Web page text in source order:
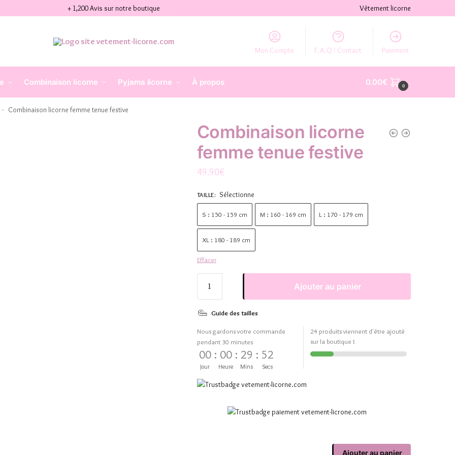
+ 1,200 Avis sur notre boutique Vêtement licorne
Mon Compte F.A.Q / Contact Paiement
Combinaison licorne Pyjama licorne À propos 0.00€ 0
» Combinaison licorne femme tenue festive
Combinaison licorne
femme tenue festive
49.90€
TAILLE: Sélectionne
S : 150 - 159 cm M : 160 - 169 cm L : 170 - 179 cm
XL : 180 - 189 cm
Effacer
Ajouter au panier
Guide des tailles
Nous gardons votre commande
pendant 30 minutes
00
Jour
: 00
Heure
: 29
Mins
: 51
Secs
24 produits viennent d'être ajouté
sur la boutique !
Ajouter au panier